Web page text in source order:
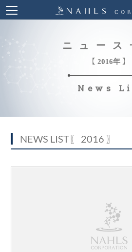
ニュース
【 2016年 】
News
NEWS LIST〖 2016 〗